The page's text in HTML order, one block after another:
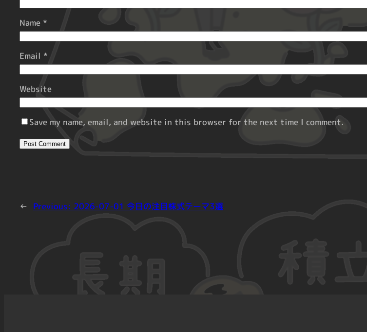
Name *
Email *
Website
Save my name, email, and website in this browser for the next time I comment.
← Previous: 2026-07-01 今日の注目株式テーマ3選